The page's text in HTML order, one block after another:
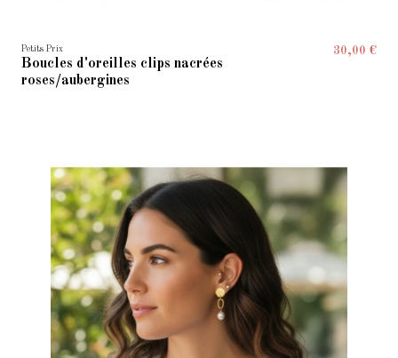
Petits Prix
Boucles d'oreilles clips nacrées
roses/aubergines
30,00 €